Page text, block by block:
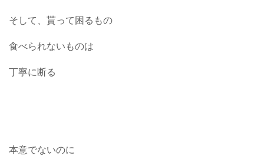
そして、貰って困るもの
食べられないものは
丁寧に断る
本意でないのに